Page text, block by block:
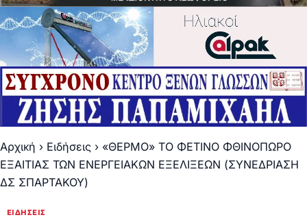
Αρχική › Ειδήσεις › «ΘΕΡΜΟ» ΤΟ ΦΕΤΙΝΟ ΦΘΙΝΟΠΩΡΟ
ΕΞΑΙΤΙΑΣ ΤΩΝ ΕΝΕΡΓΕΙΑΚΩΝ ΕΞΕΛΙΞΕΩΝ (ΣΥΝΕΔΡΙΑΣΗ
ΔΣ ΣΠΑΡΤΑΚΟΥ)
ΕΙΔΉΣΕΙΣ